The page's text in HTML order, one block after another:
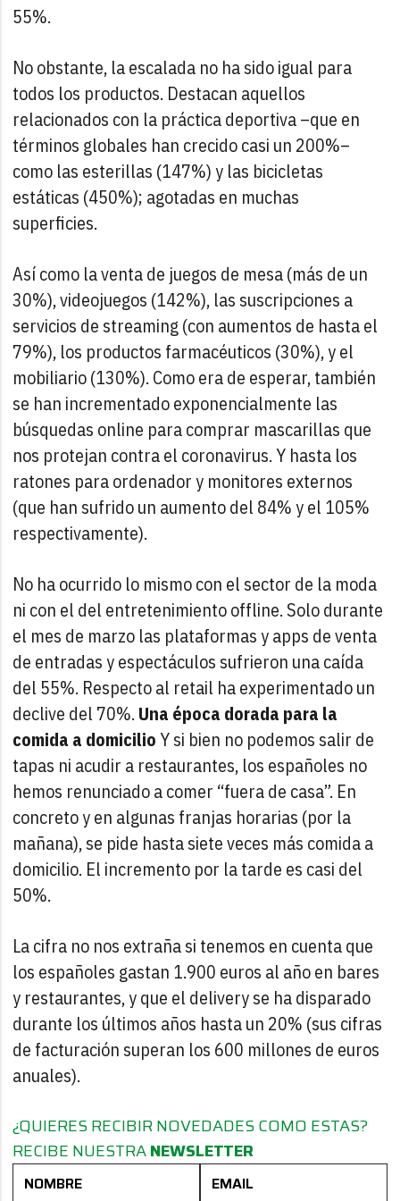
55%.
No obstante, la escalada no ha sido igual para
todos los productos. Destacan aquellos
relacionados con la práctica deportiva –que en
términos globales han crecido casi un 200%–
como las esterillas (147%) y las bicicletas
estáticas (450%); agotadas en muchas
superficies.
Así como la venta de juegos de mesa (más de un
30%), videojuegos (142%), las suscripciones a
servicios de streaming (con aumentos de hasta el
79%), los productos farmacéuticos (30%), y el
mobiliario (130%). Como era de esperar, también
se han incrementado exponencialmente las
búsquedas online para comprar mascarillas que
nos protejan contra el coronavirus. Y hasta los
ratones para ordenador y monitores externos
(que han sufrido un aumento del 84% y el 105%
respectivamente).
No ha ocurrido lo mismo con el sector de la moda
ni con el del entretenimiento offline. Solo durante
el mes de marzo las plataformas y apps de venta
de entradas y espectáculos sufrieron una caída
del 55%. Respecto al retail ha experimentado un
declive del 70%. Una época dorada para la
comida a domicilioY si bien no podemos salir de
tapas ni acudir a restaurantes, los españoles no
hemos renunciado a comer “fuera de casa”. En
concreto y en algunas franjas horarias (por la
mañana), se pide hasta siete veces más comida a
domicilio. El incremento por la tarde es casi del
50%.
La cifra no nos extraña si tenemos en cuenta que
los españoles gastan 1.900 euros al año en bares
y restaurantes, y que el delivery se ha disparado
durante los últimos años hasta un 20% (sus cifras
de facturación superan los 600 millones de euros
anuales).
¿QUIERES RECIBIR NOVEDADES COMO ESTAS?
RECIBE NUESTRANEWSLETTER